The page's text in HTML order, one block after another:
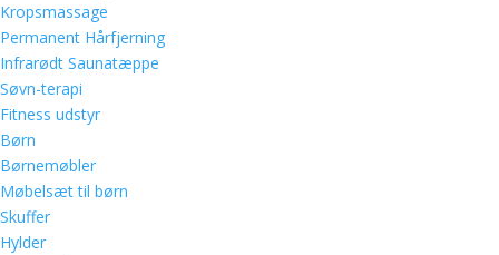
Kropsmassage
Permanent Hårfjerning
Infrarødt Saunatæppe
Søvn-terapi
Fitness udstyr
Børn
Børnemøbler
Møbelsæt til børn
Skuffer
Hylder